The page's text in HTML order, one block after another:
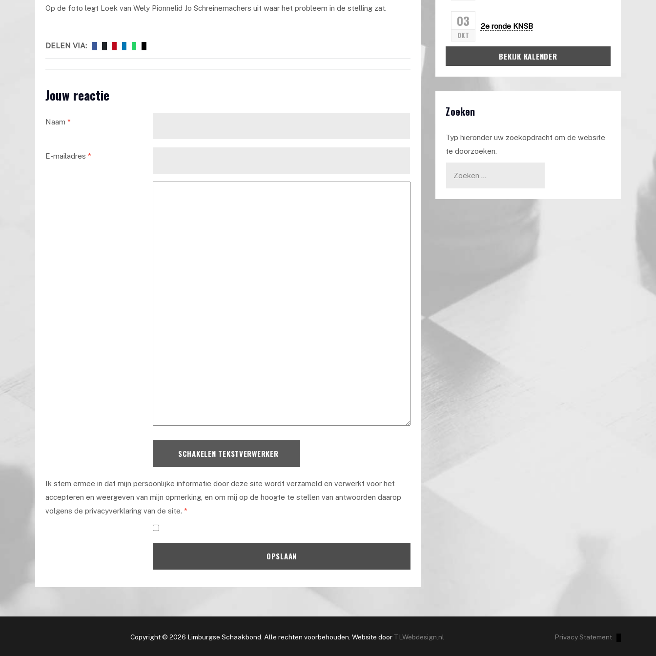
Op de foto legt Loek van Wely Pionnelid Jo Schreinemachers uit waar het probleem in de stelling zat.
DELEN VIA:
Jouw reactie
Naam *
E-mailadres *
SCHAKELEN TEKSTVERWERKER
Ik stem ermee in dat mijn persoonlijke informatie door deze site wordt verzameld en verwerkt voor het
accepteren en weergeven van mijn opmerking, en om mij op de hoogte te stellen van antwoorden daarop
volgens de privacyverklaring van de site. *
OPSLAAN
03
OKT
2e ronde KNSB
BEKIJK KALENDER
Zoeken
Typ hieronder uw zoekopdracht om de website
te doorzoeken.
Copyright © 2026 Limburgse Schaakbond. Alle rechten voorbehouden. Website door TLWebdesign.nl Privacy Statement